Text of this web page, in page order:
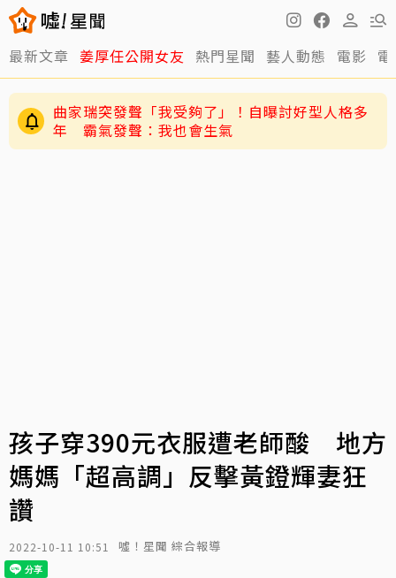
最新文章 姜厚任公開女友 熱門星聞 藝人動態 電影
黃寅燁、惠利確認愛意深情熱吻！網友震驚到
「調亮影片」細看舌吻過程
孩子穿390元衣服遭老師酸 地方
媽媽「超高調」反擊黃鐙輝妻狂
讚
2022-10-11 10:51 噓！星聞 綜合報導